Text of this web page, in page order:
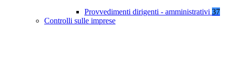
Provvedimenti dirigenti - amministrativi 37
Controlli sulle imprese